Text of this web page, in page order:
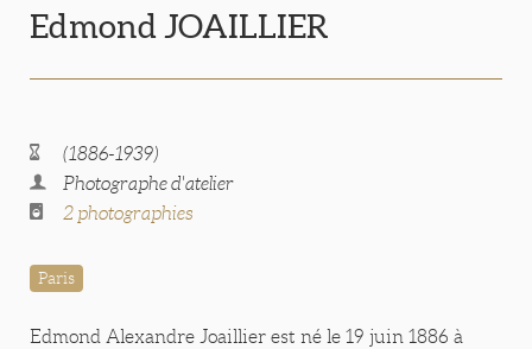
Edmond JOAILLIER
(1886-1939)
Photographe d'atelier
2 photographies
Paris
Edmond Alexandre Joaillier est né le 19 juin 1886 à